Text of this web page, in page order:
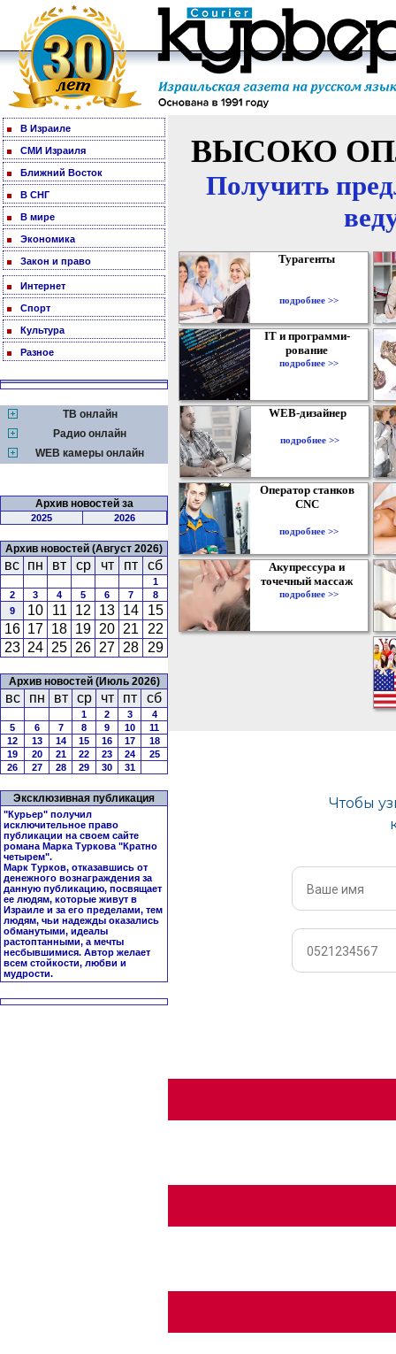
В Израиле
СМИ Израиля
Ближний Восток
В СНГ
В мире
Экономика
Закон и право
Интернет
Спорт
Культура
Разное
ТВ онлайн
Радио онлайн
WEB камеры онлайн
Архив новостей за
2025 2026
Архив новостей (Август 2026)
вс пн вт ср чт пт сб
1
2
3 4 5 6 7
8
9
10 11 12 13 14
15
16 17 18 19 20 21
22
23 24 25 26 27 28 29
Архив новостей (Июль 2026)
вс пн вт ср чт пт сб
1 2 3
4
5
6 7 8 9 10
11
12
13 14 15 16 17
18
19
20 21 22 23 24
25
26
27 28 29 30 31
Эксклюзивная публикация
"Курьер" получил
исключительное право
публикации на своем сайте
романа Марка Туркова "Кратно
четырем".
Марк Турков, отказавшись от
денежного вознаграждения за
данную публикацию, посвящает
ее людям, которые живут в
Израиле и за его пределами, тем
людям, чьи надежды оказались
обманутыми, идеалы
растоптанными, а мечты
несбывшимися. Автор желает
всем стойкости, любви и
мудрости.
ВЫСОКО
Получить
Турагенты
подробнее >>
IT и программи-
рование
подробнее >>
WEB-дизайнер
подробнее >>
Оператор станков
CNC
подробнее >>
Акупрессура и
точечный массаж
подробнее >>